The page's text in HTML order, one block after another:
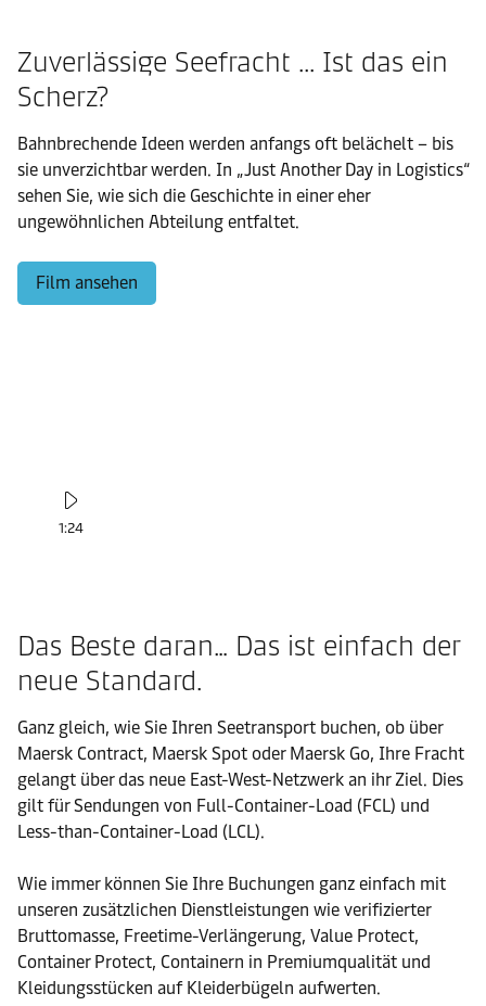
Zuverlässige Seefracht ... Ist das ein
Scherz?
Bahnbrechende Ideen werden anfangs oft belächelt – bis
sie unverzichtbar werden. In „Just Another Day in Logistics“
sehen Sie, wie sich die Geschichte in einer eher
ungewöhnlichen Abteilung entfaltet.
Film ansehen
1:24
Das Beste daran… Das ist einfach der
neue Standard.
Ganz gleich, wie Sie Ihren Seetransport buchen, ob über
Maersk Contract, Maersk Spot oder Maersk Go, Ihre Fracht
gelangt über das neue East-West-Netzwerk an ihr Ziel. Dies
gilt für Sendungen von Full-Container-Load (FCL) und
Less-than-Container-Load (LCL).
Wie immer können Sie Ihre Buchungen ganz einfach mit
unseren zusätzlichen Dienstleistungen wie verifizierter
Bruttomasse, Freetime-Verlängerung, Value Protect,
Container Protect, Containern in Premiumqualität und
Kleidungsstücken auf Kleiderbügeln aufwerten.